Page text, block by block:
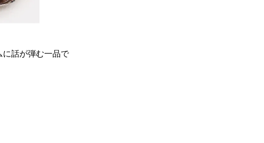
に話が弾む一品で